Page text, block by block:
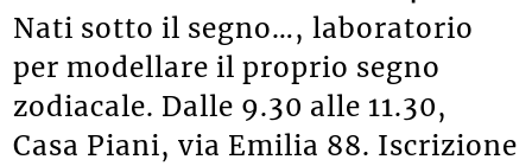
Nati sotto il segno…, laboratorio
per modellare il proprio segno
zodiacale. Dalle 9.30 alle 11.30,
Casa Piani, via Emilia 88. Iscrizione